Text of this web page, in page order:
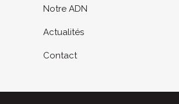
Notre ADN
Actualités
Contact